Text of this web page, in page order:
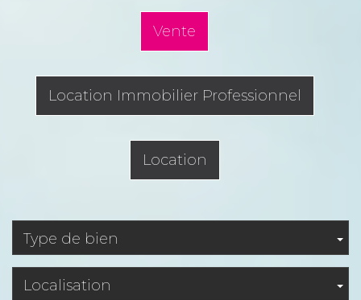
Vente
Location Immobilier Professionnel
Location
Type de bien
Localisation